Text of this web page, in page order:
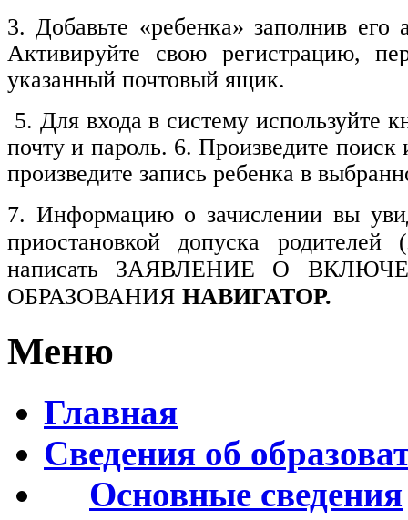
3. Добавьте «ребенка» заполнив
Активируйте свою регистрацию,
указанный почтовый ящик.
5. Для входа в систему
почту и пароль. 6. Произведите
произведите запись ребенка в
7. Информацию о зачислении вы
приостановкой допуска
написать ЗАЯВЛЕНИЕ О
ОБРАЗОВАНИЯНАВИГАТОР.
Меню
Главная
Сведения об
Основные сведения